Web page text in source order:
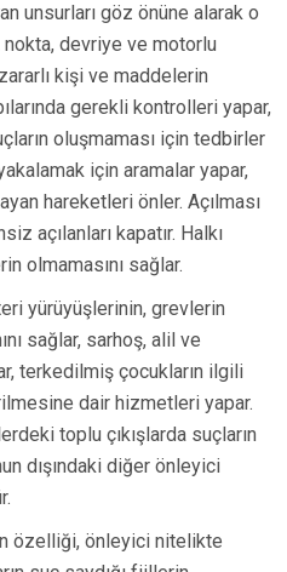
unsurları göz önüne alarak o
devriye ve motorlu
kişi ve maddelerin
gerekli kontrolleri yapar,
oluşmaması için tedbirler
için aramalar yapar,
hareketleri önler. Açılması
açılanları kapatır. Halkı
olmamasını sağlar.
yürüyüşlerinin, grevlerin
sağlar, sarhoş, alil ve
terkedilmiş çocukların ilgili
dair hizmetleri yapar.
toplu çıkışlarda suçların
dışındaki diğer önleyici
özelliği, önleyici nitelikte